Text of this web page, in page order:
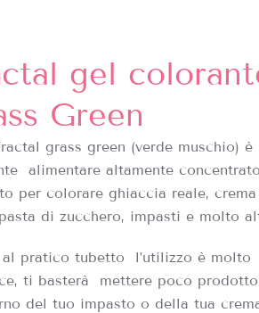
gel
Green
grass green (verde muschio) è
alimentare altamente
per colorare ghiaccia reale,
di zucchero, impasti e molto
al pratico tubetto l’utilizzo è molto
ti basterà mettere poco prodotto
del tuo impasto o della tua